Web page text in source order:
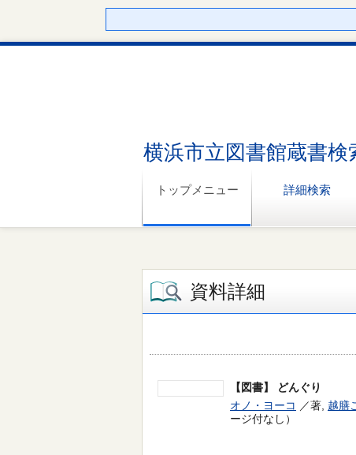
横浜市立図書館蔵書検
トップメニュー 詳細検索
資料詳細
【図書】
どんぐり
オノ・ヨーコ ／著, 越膳
ージ付なし）